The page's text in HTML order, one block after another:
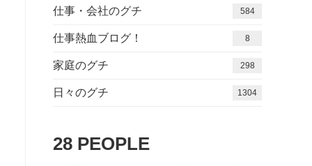
仕事・会社のグチ 584
仕事熱血ブログ！ 8
家庭のグチ 298
日々のグチ 1416
28 PEOPLE